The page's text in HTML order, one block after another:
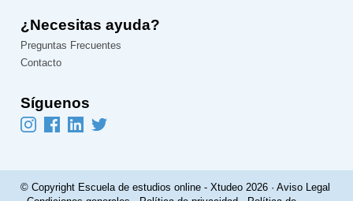
¿Necesitas ayuda?
Preguntas Frecuentes
Contacto
Síguenos
© Copyright Escuela de estudios online - Xtudeo 2026 ·Aviso Legal